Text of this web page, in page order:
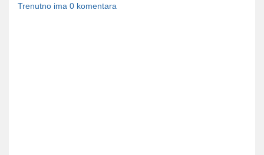
Trenutno ima 0 komentara